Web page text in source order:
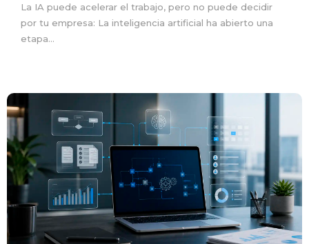
La IA puede acelerar el trabajo, pero no puede decidir
por tu empresa: La inteligencia artificial ha abierto una
etapa...